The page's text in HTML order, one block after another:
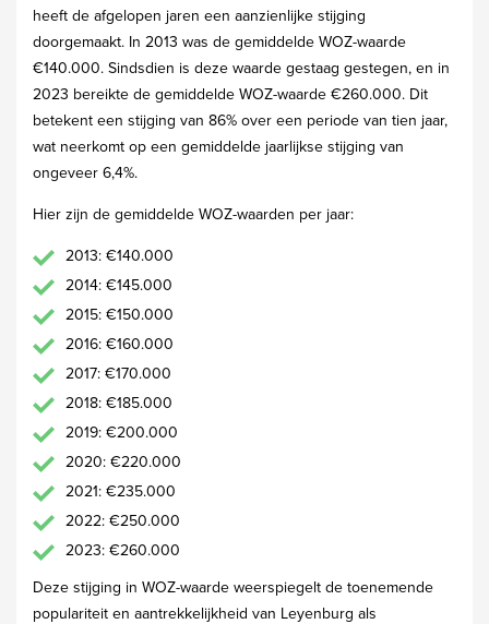
heeft de afgelopen jaren een aanzienlijke stijging
doorgemaakt. In 2013 was de gemiddelde WOZ-waarde
€140.000. Sindsdien is deze waarde gestaag gestegen, en in
2023 bereikte de gemiddelde WOZ-waarde €260.000. Dit
betekent een stijging van 86% over een periode van tien jaar,
wat neerkomt op een gemiddelde jaarlijkse stijging van
ongeveer 6,4%.
Hier zijn de gemiddelde WOZ-waarden per jaar:
2013: €140.000
2014: €145.000
2015: €150.000
2016: €160.000
2017: €170.000
2018: €185.000
2019: €200.000
2020: €220.000
2021: €235.000
2022: €250.000
2023: €260.000
Deze stijging in WOZ-waarde weerspiegelt de toenemende
populariteit en aantrekkelijkheid van Leyenburg als